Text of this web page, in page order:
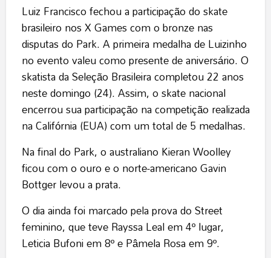
Luiz Francisco fechou a participação do skate
brasileiro nos X Games com o bronze nas
disputas do Park. A primeira medalha de Luizinho
no evento valeu como presente de aniversário. O
skatista da Seleção Brasileira completou 22 anos
neste domingo (24). Assim, o skate nacional
encerrou sua participação na competição realizada
na Califórnia (EUA) com um total de 5 medalhas.
Na final do Park, o australiano Kieran Woolley
ficou com o ouro e o norte-americano Gavin
Bottger levou a prata.
O dia ainda foi marcado pela prova do Street
feminino, que teve Rayssa Leal em 4º lugar,
Leticia Bufoni em 8º e Pâmela Rosa em 9º.